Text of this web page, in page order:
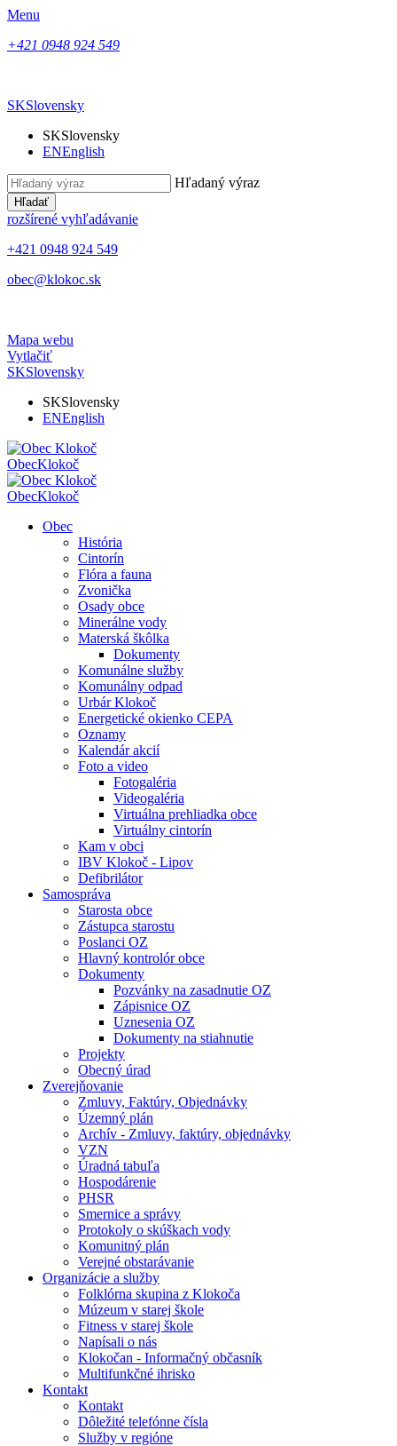
Menu
+421 0948 924 549
SKSlovensky
SKSlovensky
ENEnglish
Hľadaný výraz
Hľadať
rozšírené vyhľadávanie
+421 0948 924 549
obec@klokoc.sk
Mapa webu
Vytlačiť
SKSlovensky
SKSlovensky
ENEnglish
ObecKlokoč
ObecKlokoč
Obec
História
Cintorín
Flóra a fauna
Zvonička
Osady obce
Minerálne vody
Materská škôlka
Dokumenty
Komunálne služby
Komunálny odpad
Urbár Klokoč
Energetické okienko CEPA
Oznamy
Kalendár akcií
Foto a video
Fotogaléria
Videogaléria
Virtuálna prehliadka obce
Virtuálny cintorín
Kam v obci
IBV Klokoč - Lipov
Defibrilátor
Samospráva
Starosta obce
Zástupca starostu
Poslanci OZ
Hlavný kontrolór obce
Dokumenty
Pozvánky na zasadnutie OZ
Zápisnice OZ
Uznesenia OZ
Dokumenty na stiahnutie
Projekty
Obecný úrad
Zverejňovanie
Zmluvy, Faktúry, Objednávky
Územný plán
Archív - Zmluvy, faktúry, objednávky
VZN
Úradná tabuľa
Hospodárenie
PHSR
Smernice a správy
Protokoly o skúškach vody
Komunitný plán
Verejné obstarávanie
Organizácie a služby
Folklórna skupina z Klokoča
Múzeum v starej škole
Fitness v starej škole
Napísali o nás
Klokočan - Informačný občasník
Multifunkčné ihrisko
Kontakt
Kontakt
Dôležité telefónne čísla
Služby v regióne